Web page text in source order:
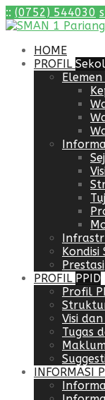
:: (0752) 544030
HOME
PROFIL
Kondisi
Prestasi
PROFIL PPID
Profil
Visi dan
Tugas
INFORMASI